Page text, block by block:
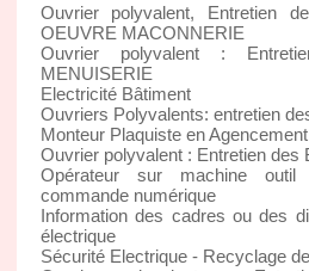
Ouvrier polyvalent, Entretien
OEUVRE MACONNERIE
Ouvrier polyvalent :
MENUISERIE
Electricité Bâtiment
Ouvriers Polyvalents: entretien
Monteur Plaquiste en Agencement
Ouvrier polyvalent : Entretien des
Opérateur sur machine outil
commande numérique
Information des cadres ou des
électrique
Sécurité Electrique - Recyclage